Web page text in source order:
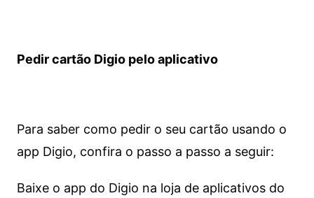
Pedir cartão Digio pelo aplicativo
Para saber como pedir o seu cartão usando o
app Digio, confira o passo a passo a seguir:
Baixe o app do Digio na loja de aplicativos do